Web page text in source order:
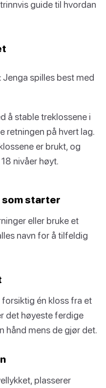
guide til hvordan
: Jenga spilles best med
å stable treklossene i
retningen på hvert lag.
er brukt, og
nivåer høyt.
som starter
eller bruke et
navn for å tilfeldig
én kloss fra et
det høyeste ferdige
hånd mens de gjør det.
plasserer